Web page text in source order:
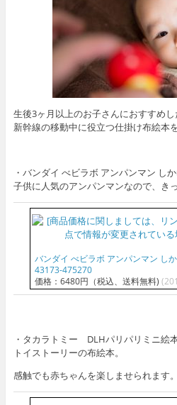
生後3ヶ月以上のお子さんにおすすめし
新幹線の移動中に役立つ仕掛け布絵本
・バンダイ べビラボ アンパンマン し
子供に人気のアンパンマンなので、き
バンダイ べビラボ アンパンマン し
43173-475270
価格：6480円（税込、送料無料)
・タカラトミー DLHパリパリミニ絵
トイストーリーの布絵本。
感触でも赤ちゃんを楽しませられます。